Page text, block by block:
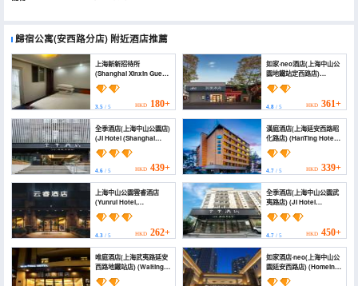
歸宿公寓(安西路分店) 附近酒店推薦
上海新新招待所
(Shanghai Xinxin Guest
House)
3.5 / 5 HKD 180+
如家·neo酒店(上海中山公
園地鐵站定西路店)
(Home Inn Neo Hotel
(Shanghai Zhongshan
Park Metro Station
Dingxi Road Branch))
4.8/ 5 HKD 361+
全季酒店(上海中山公園店)
(JI Hotel (Shanghai
Zhongshan Park))
4.6 / 5 HKD 439+
漢庭酒店(上海延安西路昭
化路店) (HanTing Hotel
(Shanghai Yan'an West
Road Zhaohua Road))
4.7/ 5 HKD 339+
上海中山公園雲睿酒店
(Yunrui Hotel,
Zhongshan Park,
Shanghai)
4.3 / 5 HKD 262+
全季酒店(上海中山公園武
夷路店) (JI Hotel
(Shanghai Zhongshan
Park Wuyi Road))
4.7/ 5 HKD 450+
唯庭酒店(上海武夷路延安
西路地鐵站店) (Waiting
Hotel (Shanghai Wuyi
如家酒店·neo(上海中山公
園延安西路店) (Homeinn
· neo (Shanghai